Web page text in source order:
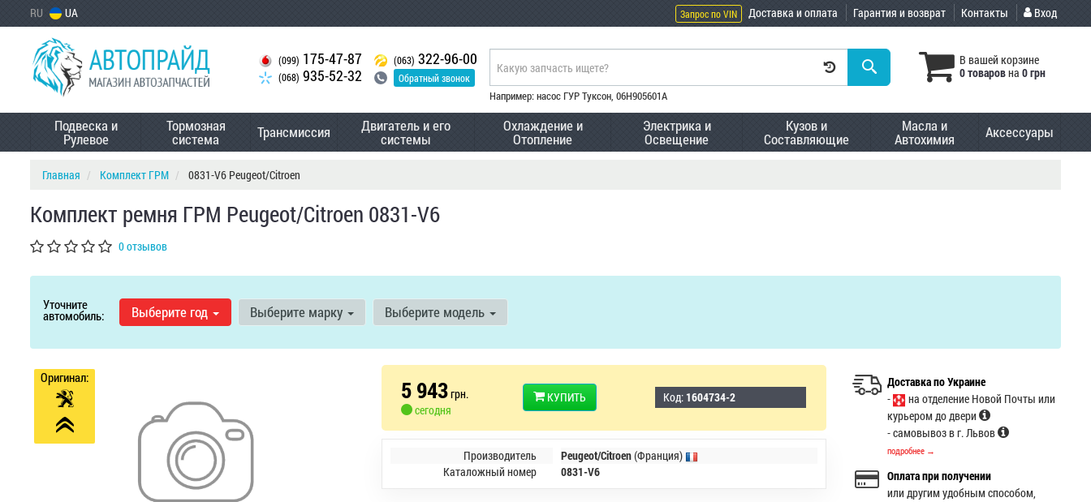
RU UA Запрос по VIN Доставка и оплата Гарантия и возврат Контакты Вход
(099) 175-47-87
(068) 935-52-32
(063) 322-96-00
Обратный звонок
В вашей корзине
0 товаровна 0 грн
Например: насос ГУР Туксон, 06H905601A
Подвеска и
Рулевое
Тормозная
система Трансмиссия Двигатель и его
системы
Охлаждение и
Отопление
Электрика и
Освещение
Кузов и
Составляющие
Масла и
Автохимия Аксессуары
Главная Комплект ГРМ 0831-V6 Peugeot/Citroen
Комплект ремня ГРМ Peugeot/Citroen 0831-V6
0 отзывов
Уточните
автомобиль: Выберите год Выберите марку Выберите модель
Оригинал: 5 943грн.
сегодня
КУПИТЬ Код: 1604734-2
Производитель Peugeot/Citroen(Франция)
Каталожный номер
0831-V6
Доставка по Украине
-
на отделение Новой Почты или
курьером до двери
- самовывоз в г. Львов
подробнее →
Оплата при получении
или другим удобным способом,